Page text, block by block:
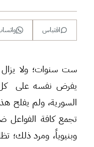
اقتباس
ست سنوات؛ ولا
يفرض نفسه على كل
السورية، ولم يفلح
تجمع كافة
وبنيوياً، ومرد ذلك؛